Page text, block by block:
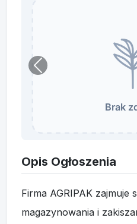
Opis Ogłoszenia
Firma AGRIPAK zajmuje
magazynowania i